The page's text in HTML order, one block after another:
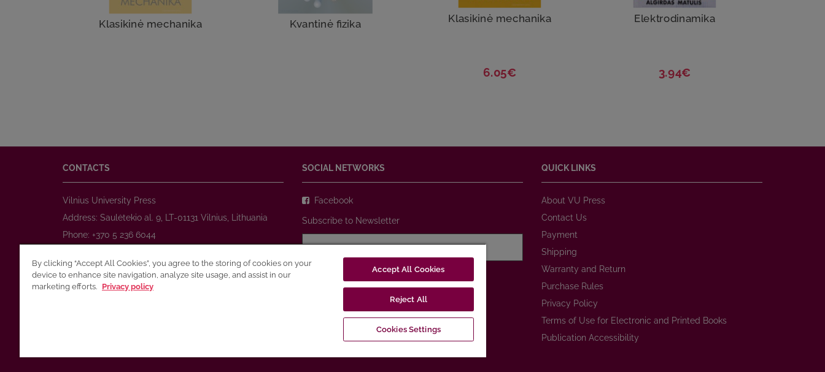
Klasikinė mechanika Kvantinė fizika Klasikinė mechanika
6.05€
Elektrodinamika
3.94€
CONTACTS
Vilnius University Press
Address: Saulėtekio al. 9, LT-01131 Vilnius, Lithuania
Phone: +370 5 236 6044
E-mail:prekyba@leidykla.vu.lt
www.journals.vu.lt
SOCIAL NETWORKS
Facebook
Subscribe to Newsletter
Privacy Policy
QUICK LINKS
About VU Press
Contact Us
Payment
Shipping
Warranty and Return
Purchase Rules
Privacy Policy
Terms of Use for Electronic and Printed Books
Publication Accessibility
By clicking “Accept All Cookies”, you agree to the storing of cookies on your
device to enhance site navigation, analyze site usage, and assist in our
marketing efforts. Privacy policy
Accept All Cookies
Reject All
Cookies Settings